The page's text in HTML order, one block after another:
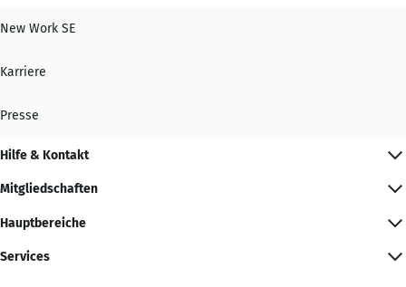
New Work SE
Karriere
Presse
Hilfe & Kontakt
Mitgliedschaften
Hauptbereiche
Services